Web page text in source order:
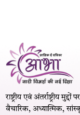
राष्ट्रीय एवं अंतर्राष्ट्रीय
वैचारिक, अध्यात्मिक,